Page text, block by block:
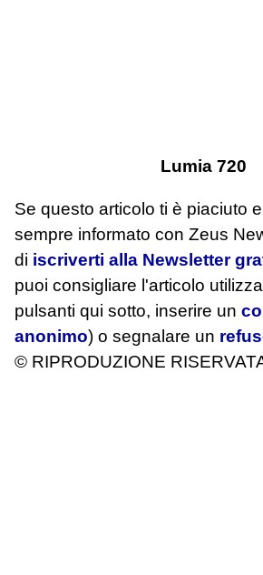
Lumia 720
Se questo articolo ti è piaciuto
sempre informato con Zeus
di iscriverti alla Newsletter
puoi consigliare l'articolo
pulsanti qui sotto, inserire un
anonimo) o segnalare un
© RIPRODUZIONE